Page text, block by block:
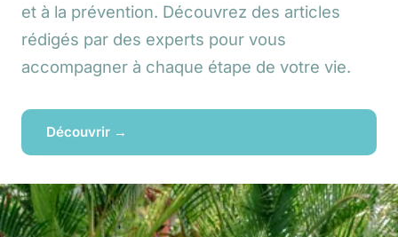
et à la prévention. Découvrez des articles
rédigés par des experts pour vous
accompagner à chaque étape de votre vie.
Découvrir →